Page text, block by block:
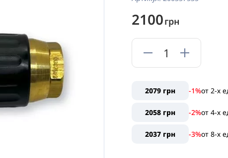
2100грн
2079 грн -1%от 2-х
2058 грн -2%от 4-х
2037 грн -3%от 8-х